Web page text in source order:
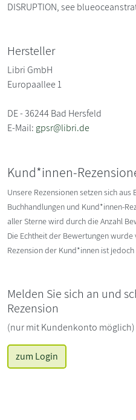
DISRUPTION, see
Hersteller
Libri GmbH
Europaallee 1
DE - 36244 Bad Hersfeld
E-Mail: gpsr@libri.de
Kund*innen-
Unsere Rezensionen setzen sich
Buchhandlungen und Kund*innen-
aller Sterne wird durch die Anzahl
Die Echtheit der Bewertungen
Rezension der Kund*innen ist
Melden Sie sich an und
Rezension
(nur mit Kundenkonto möglich)
zum Login